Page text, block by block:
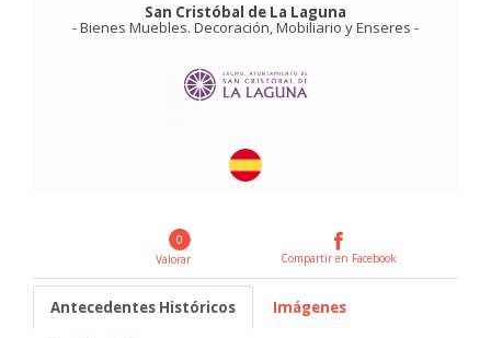
San Cristóbal de La Laguna
-Bienes Muebles. Decoración, Mobiliario y Enseres -
0
Valorar
Compartir en Facebook
Antecedentes Históricos Imágenes